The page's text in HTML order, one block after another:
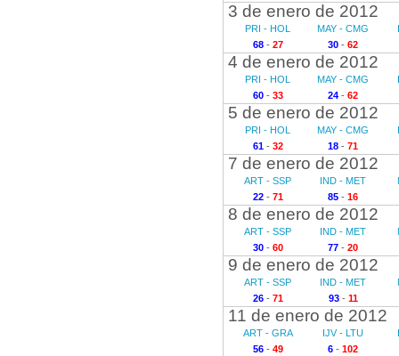
3 de enero de 2012
PRI - HOL
68- 27
MAY - CMG
30 - 62
4 de enero de 2012
PRI - HOL
60- 33
MAY - CMG
24 - 62
5 de enero de 2012
PRI - HOL
61- 32
MAY - CMG
18 - 71
7 de enero de 2012
ART - SSP
22- 71
IND - MET
85 - 16
8 de enero de 2012
ART - SSP
30- 60
IND - MET
77 - 20
9 de enero de 2012
ART - SSP
26- 71
IND - MET
93- 11
11 de enero de 2012
ART - GRA
56- 49
IJV - LTU
6 - 102